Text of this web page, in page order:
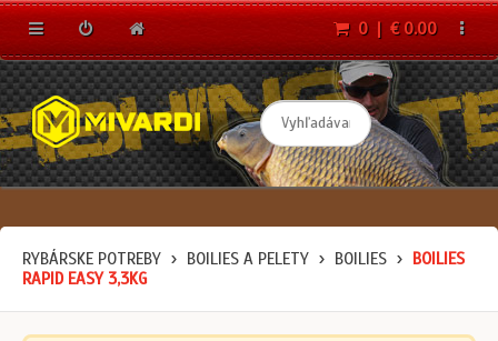
0 | € 0.00
RYBÁRSKE POTREBY BOILIES A PELETY BOILIES
BOILIES
RAPID EASY 3,3KG